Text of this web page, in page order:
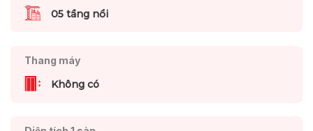
05 tầng nổi
Thang máy
Không có